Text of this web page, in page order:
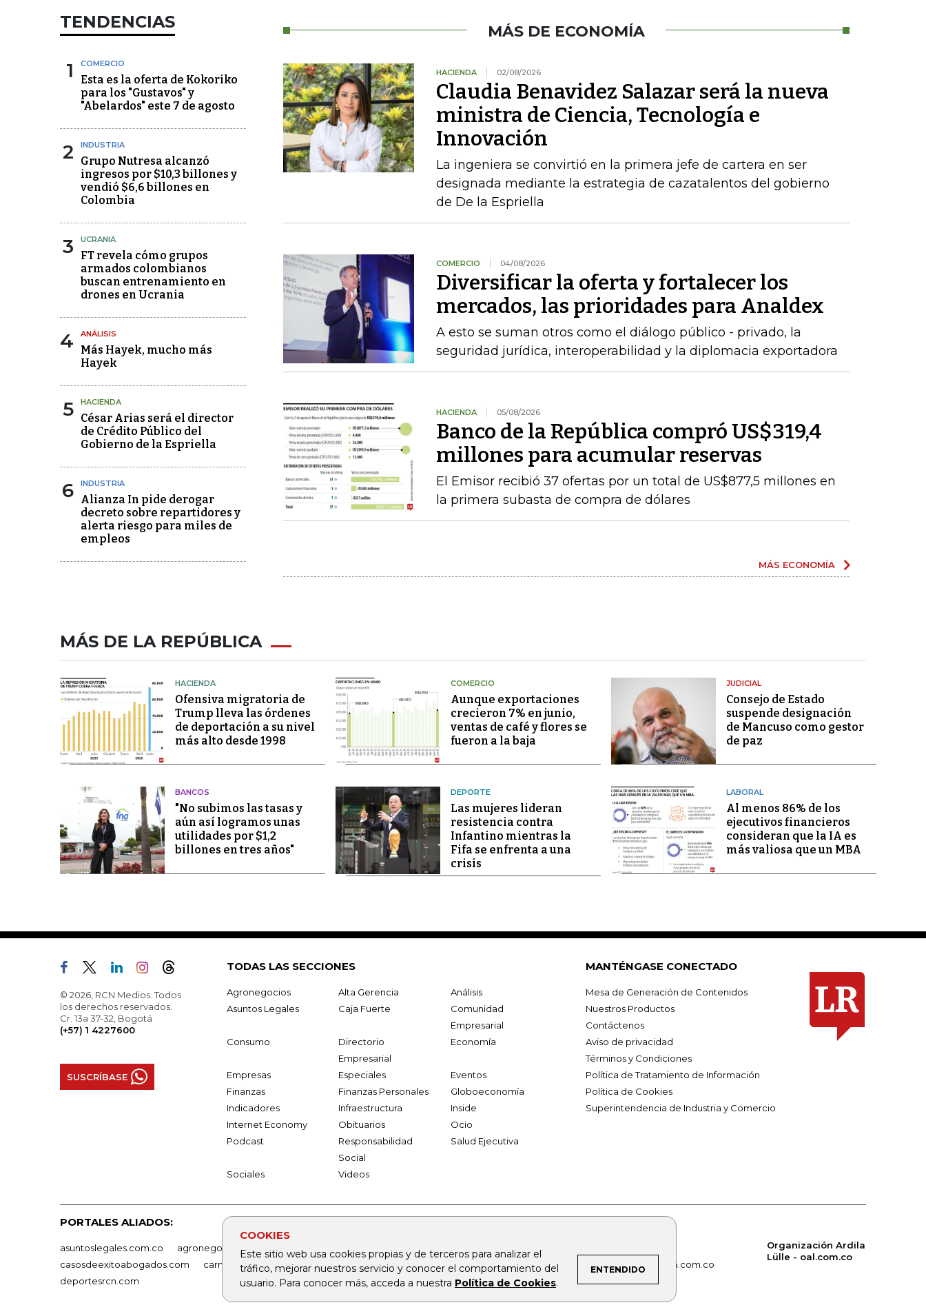
COOKIES
Este sitio web usa cookies propias y de terceros para analizar el
tráfico, mejorar nuestros servicio y conocer el comportamiento del
usuario. Para conocer más, acceda a nuestra Política de Cookies.
ENTENDIDO
TENDENCIAS
1 COMERCIO
Esta es la oferta de Kokoriko
para los "Gustavos" y
"Abelardos" este 7 de agosto
2 INDUSTRIA
Grupo Nutresa alcanzó
ingresos por $10,3 billones y
vendió $6,6 billones en
Colombia
3 UCRANIA
FT revela cómo grupos
armados colombianos
buscan entrenamiento en
drones en Ucrania
4 ANÁLISIS
Más Hayek, mucho más
Hayek
5 HACIENDA
César Arias será el director
de Crédito Público del
Gobierno de la Espriella
6 INDUSTRIA
Alianza In pide derogar
decreto sobre repartidores y
alerta riesgo para miles de
empleos
MÁS DE ECONOMÍA
HACIENDA 02/08/2026
Claudia Benavidez Salazar será la nueva
ministra de Ciencia, Tecnología e
Innovación
La ingeniera se convirtió en la primera jefe de cartera en ser
designada mediante la estrategia de cazatalentos del gobierno
de De la Espriella
COMERCIO 04/08/2026
Diversificar la oferta y fortalecer los
mercados, las prioridades para Analdex
A esto se suman otros como el diálogo público - privado, la
seguridad jurídica, interoperabilidad y la diplomacia exportadora
HACIENDA 05/08/2026
Banco de la República compró US$319,4
millones para acumular reservas
El Emisor recibió 37 ofertas por un total de US$877,5 millones en
la primera subasta de compra de dólares
MÁS ECONOMÍA
MÁS DE LA REPÚBLICA
HACIENDA
Ofensiva migratoria de
Trump lleva las órdenes
de deportación a su nivel
más alto desde 1998
COMERCIO
Aunque exportaciones
crecieron 7% en junio,
ventas de café y flores se
fueron a la baja
JUDICIAL
Consejo de Estado
suspende designación
de Mancuso como gestor
de paz
BANCOS
"No subimos las tasas y
aún así logramos unas
utilidades por $1,2
billones en tres años"
DEPORTE
Las mujeres lideran
resistencia contra
Infantino mientras la
Fifa se enfrenta a una
crisis
LABORAL
Al menos 86% de los
ejecutivos financieros
consideran que la IA es
más valiosa que un MBA
© 2026, RCN Medios. Todos
los derechos reservados.
Cr. 13a 37-32, Bogotá
(+57) 1 4227600
SUSCRÍBASE
TODAS LAS SECCIONES
Agronegocios Alta Gerencia
Análisis
Asuntos Legales
Caja Fuerte
Comunidad
Empresarial
Consumo
Directorio
Empresarial
Economía
Empresas Especiales
Eventos
Finanzas
Finanzas Personales
Globoeconomía
Indicadores
Infraestructura
Inside
Internet Economy
Obituarios
Ocio
Podcast
Responsabilidad
Social
Salud Ejecutiva
Sociales Videos
MANTÉNGASE CONECTADO
Mesa de Generación de Contenidos
Nuestros Productos
Contáctenos
Aviso de privacidad
Términos y Condiciones
Política de Tratamiento de Información
Política de Cookies
Superintendencia de Industria y Comercio
PORTALES ALIADOS:
asuntoslegales.com.co agronegocios.co empresas.larepublica.co firmasdeabogados.com
bolsaencolombia.com
casosdeexitoabogados.com
carnavalindustriacultural.com canalrcn.com rcnradio.com noticiasrcn.com lafm.com.co
alerta.com.co
deportesrcn.com
Organización Ardila
Lülle - oal.com.co